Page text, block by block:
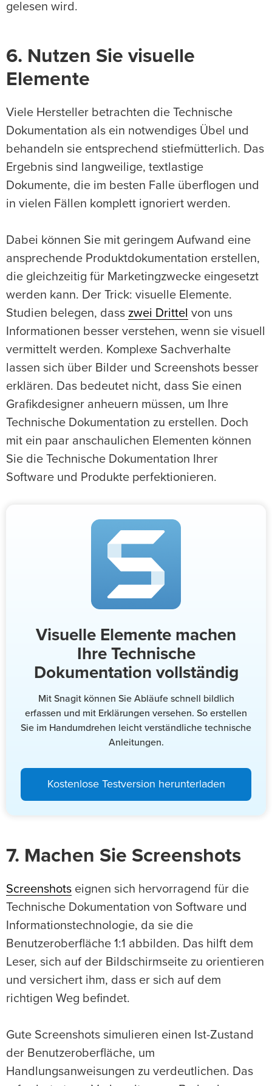
gelesen wird.
6. Nutzen Sie visuelle
Elemente
Viele Hersteller betrachten die Technische
Dokumentation als ein notwendiges Übel und
behandeln sie entsprechend stiefmütterlich. Das
Ergebnis sind langweilige, textlastige
Dokumente, die im besten Falle überflogen und
in vielen Fällen komplett ignoriert werden.
Dabei können Sie mit geringem Aufwand eine
ansprechende Produktdokumentation erstellen,
die gleichzeitig für Marketingzwecke eingesetzt
werden kann. Der Trick: visuelle Elemente.
Studien belegen, dass zwei Drittel von uns
Informationen besser verstehen, wenn sie visuell
vermittelt werden. Komplexe Sachverhalte
lassen sich über Bilder und Screenshots besser
erklären. Das bedeutet nicht, dass Sie einen
Grafikdesigner anheuern müssen, um Ihre
Technische Dokumentation zu erstellen. Doch
mit ein paar anschaulichen Elementen können
Sie die Technische Dokumentation Ihrer
Software und Produkte perfektionieren.
Visuelle Elemente machen
Ihre Technische
Dokumentation vollständig
Mit Snagit können Sie Abläufe schnell bildlich
erfassen und mit Erklärungen versehen. So erstellen
Sie im Handumdrehen leicht verständliche technische
Anleitungen.
Kostenlose Testversion herunterladen
7. Machen Sie Screenshots
Screenshots eignen sich hervorragend für die
Technische Dokumentation von Software und
Informationstechnologie, da sie die
Benutzeroberfläche 1:1 abbilden. Das hilft dem
Leser, sich auf der Bildschirmseite zu orientieren
und versichert ihm, dass er sich auf dem
richtigen Weg befindet.
Gute Screenshots simulieren einen Ist-Zustand
der Benutzeroberfläche, um
Handlungsanweisungen zu verdeutlichen. Das